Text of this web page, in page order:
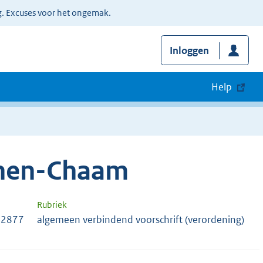
voor het ongemak.
Inloggen
Help
Chaam
Rubriek
algemeen verbindend voorschrift (verordening)